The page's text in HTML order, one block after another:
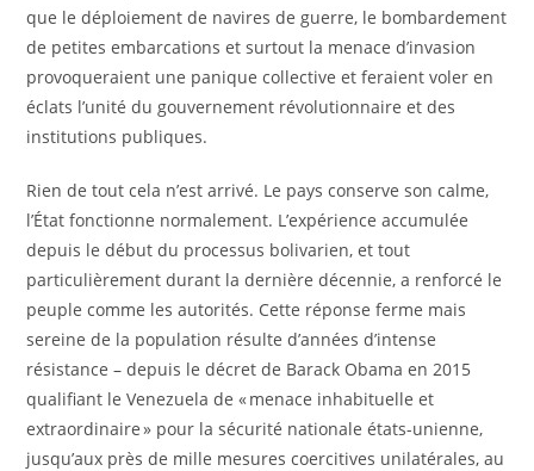
que le déploiement de navires de guerre, le bombardement
de petites embarcations et surtout la menace d’invasion
provoqueraient une panique collective et feraient voler en
éclats l’unité du gouvernement révolutionnaire et des
institutions publiques.
Rien de tout cela n’est arrivé. Le pays conserve son calme,
l’État fonctionne normalement. L’expérience accumulée
depuis le début du processus bolivarien, et tout
particulièrement durant la dernière décennie, a renforcé le
peuple comme les autorités. Cette réponse ferme mais
sereine de la population résulte d’années d’intense
résistance – depuis le décret de Barack Obama en 2015
qualifiant le Venezuela de « menace inhabituelle et
extraordinaire » pour la sécurité nationale états-unienne,
jusqu’aux près de mille mesures coercitives unilatérales, au